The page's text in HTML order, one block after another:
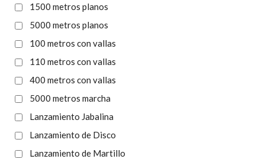
1500 metros planos
5000 metros planos
100 metros con vallas
110 metros con vallas
400 metros con vallas
5000 metros marcha
Lanzamiento Jabalina
Lanzamiento de Disco
Lanzamiento de Martillo